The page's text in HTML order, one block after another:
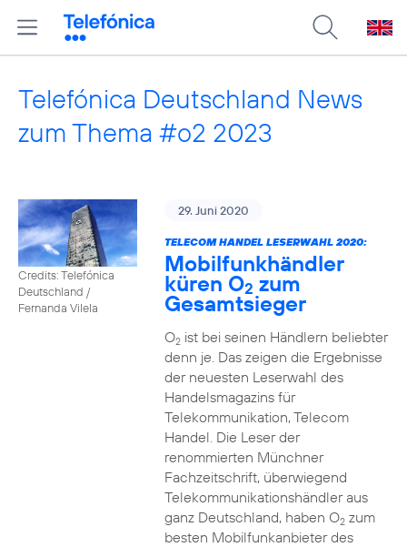
Telefónica Deutschland News
zum Thema #o2 2023
Credits: Telefónica
Deutschland /
Fernanda Vilela
29. Juni 2020
TELECOM HANDEL LESERWAHL 2020:
Mobilfunkhändler
küren O2 zum
Gesamtsieger
O2ist bei seinen Händlern beliebter
denn je. Das zeigen die Ergebnisse
der neuesten Leserwahl des
Handelsmagazins für
Telekommunikation, Telecom
Handel. Die Leser der
renommierten Münchner
Fachzeitschrift, überwiegend
Telekommunikationshändler aus
ganz Deutschland, haben O2zum
besten Mobilfunkanbieter des